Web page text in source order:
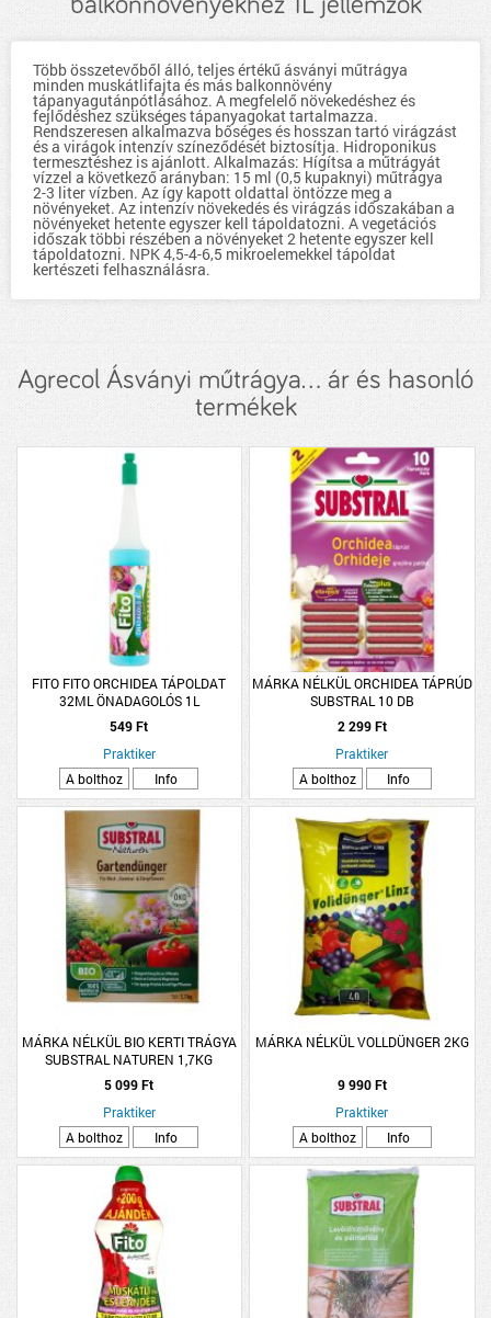
Több összetevőből álló, teljes értékű ásványi műtrágya
minden muskátlifajta és más balkonnövény
tápanyagutánpótlásához. A megfelelő növekedéshez és
fejlődéshez szükséges tápanyagokat tartalmazza.
Rendszeresen alkalmazva bőséges és hosszan tartó virágzást
és a virágok intenzív színeződését biztosítja. Hidroponikus
termesztéshez is ajánlott. Alkalmazás: Hígítsa a műtrágyát
vízzel a következő arányban: 15 ml (0,5 kupaknyi) műtrágya
2-3 liter vízben. Az így kapott oldattal öntözze meg a
növényeket. Az intenzív növekedés és virágzás időszakában a
növényeket hetente egyszer kell tápoldatozni. A vegetációs
időszak többi részében a növényeket 2 hetente egyszer kell
tápoldatozni. NPK 4,5-4-6,5 mikroelemekkel tápoldat
kertészeti felhasználásra.
Agrecol Ásványi műtrágya... ár és hasonló
termékek
FITO FITO ORCHIDEA TÁPOLDAT
32ML ÖNADAGOLÓS 1L
549 Ft
Praktiker
A bolthoz
Info
MÁRKA NÉLKÜL ORCHIDEA TÁPRÚD
SUBSTRAL 10 DB
2 299 Ft
Praktiker
A bolthoz
Info
MÁRKA NÉLKÜL BIO KERTI TRÁGYA
SUBSTRAL NATUREN 1,7KG
5 099 Ft
Praktiker
A bolthoz
Info
MÁRKA NÉLKÜL VOLLDÜNGER 2KG
9 990 Ft
Praktiker
A bolthoz
Info